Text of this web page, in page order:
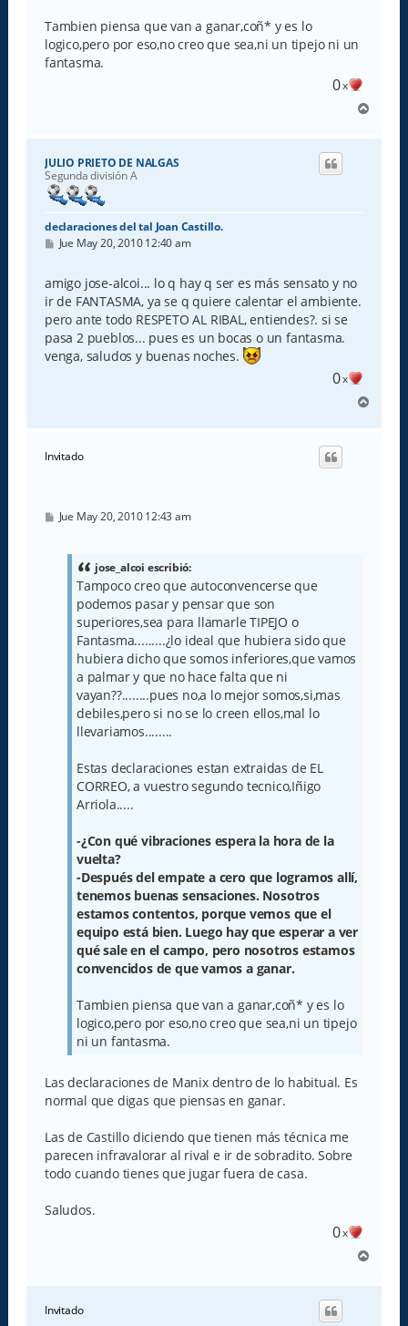
Tambien piensa que van a ganar,coñ* y es lo
logico,pero por eso,no creo que sea,ni un tipejo ni un
fantasma.
0x
r
JULIO PRIETO DE NALGAS
Segunda división A
declaraciones del tal Joan Castillo.
M
s
a
j
e
Jue May 20, 2010 12:40 am
amigo jose-alcoi... lo q hay q ser es más sensato y no
ir de FANTASMA, ya se q quiere calentar el ambiente.
pero ante todo RESPETO AL RIBAL, entiendes?. si se
pasa 2 pueblos... pues es un bocas o un fantasma.
venga, saludos y buenas noches.
0x
r
Invitado
M
Jue May 20, 2010 12:43 am
jose_alcoi escribió:
Tampoco creo que autoconvencerse que
podemos pasar y pensar que son
superiores,sea para llamarle TIPEJO o
Fantasma.........¿lo ideal que hubiera sido que
hubiera dicho que somos inferiores,que vamos
a palmar y que no hace falta que ni
vayan??........pues no,a lo mejor somos,si,mas
debiles,pero si no se lo creen ellos,mal lo
llevariamos........
Estas declaraciones estan extraidas de EL
CORREO, a vuestro segundo tecnico,Iñigo
Arriola.....
-¿Con qué vibraciones espera la hora de la
vuelta?
-Después del empate a cero que logramos allí,
tenemos buenas sensaciones. Nosotros
estamos contentos, porque vemos que el
equipo está bien. Luego hay que esperar a ver
qué sale en el campo, pero nosotros estamos
convencidos de que vamos a ganar.
Tambien piensa que van a ganar,coñ* y es lo
logico,pero por eso,no creo que sea,ni un tipejo
ni un fantasma.
Las declaraciones de Manix dentro de lo habitual. Es
normal que digas que piensas en ganar.
Las de Castillo diciendo que tienen más técnica me
parecen infravalorar al rival e ir de sobradito. Sobre
todo cuando tienes que jugar fuera de casa.
Saludos.
0x
r
Invitado